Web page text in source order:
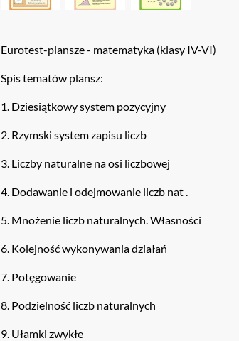
Eurotest-plansze - matematyka (klasy IV-VI)
Spis tematów plansz:
1. Dziesiątkowy system pozycyjny
2. Rzymski system zapisu liczb
3. Liczby naturalne na osi liczbowej
4. Dodawanie i odejmowanie liczb nat .
5. Mnożenie liczb naturalnych. Własności
6. Kolejność wykonywania działań
7. Potęgowanie
8. Podzielność liczb naturalnych
9. Ułamki zwykłe